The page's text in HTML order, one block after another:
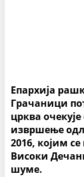
Епархија
Грачаници
црква
извршење
2016, којим
Високи
шуме.